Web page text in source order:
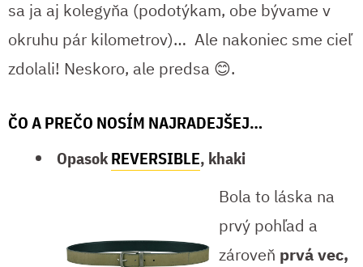
sa ja aj kolegyňa (podotýkam, obe bývame v
okruhu pár kilometrov)… Ale nakoniec sme cieľ
zdolali! Neskoro, ale predsa 😊.
ČO A PREČO NOSÍM NAJRADEJŠEJ…
OpasokREVERSIBLE, khaki
Bola to láska na
prvý pohľad a
zároveň prvá vec,